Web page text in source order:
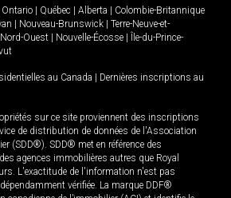
Ontario Québec Alberta
Colombie-Britannique
Nouveau-Brunswick
Terre-Neuve-et-
Ouest Nouvelle-Écosse
Île-du-Prince-
au Canada
Dernières inscriptions au
sur ce site proviennent des inscriptions
de distribution de données de l'Association
(SDD®). SDD® met en référence des
agences immobilières autres que Royal
L'exactitude de l'information n'est pas
vérifiée. La marque DDF®